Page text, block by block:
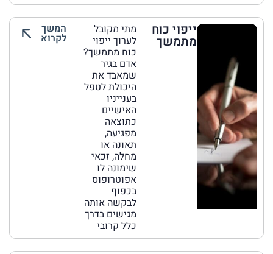
ייפוי כוח
מתמשך
מתי מקובל
לערוך ייפוי
כוח מתמשך?
אדם בגיר
שמאבד את
היכולת לטפל
בענייניו
האישיים
כתוצאה
מפגיעה,
תאונה או
מחלה, זכאי
שימונה לו
אפוטרופוס
בכפוף
לבקשה אותה
מגישים בדרך
כלל קרובי
המשך
לקרוא